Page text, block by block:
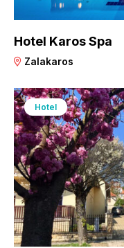
Hotel Karos Spa
Zalakaros
Hotel